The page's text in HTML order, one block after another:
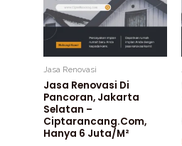
Jasa Renovasi
Jasa Renovasi Di
Pancoran, Jakarta
Selatan –
Ciptarancang.com,
Hanya 6 Juta/m²